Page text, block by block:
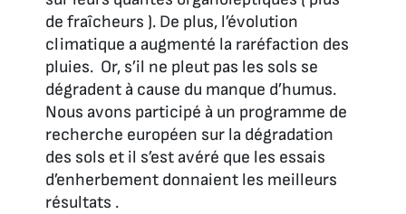
de fraîcheurs ). De plus, l’évolution
climatique a augmenté la raréfaction des
pluies. Or, s’il ne pleut pas les sols se
dégradent à cause du manque d’humus.
Nous avons participé à un programme de
recherche européen sur la dégradation
des sols et il s’est avéré que les essais
d’enherbement donnaient les meilleurs
résultats .